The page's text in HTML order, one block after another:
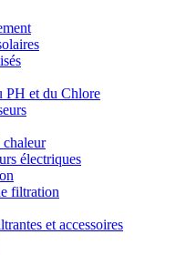
PH et du Chlore
chaleur
électriques
filtration
et accessoires